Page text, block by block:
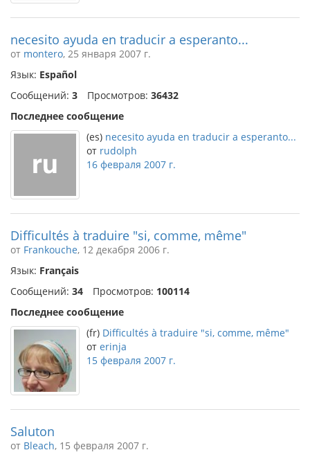
necesito ayuda en traducir a esperanto...
от montero, 25 января 2007 г.
Язык: Español
Сообщений: 3 Просмотров: 36432
Последнее сообщение
(es) necesito ayuda en traducir a esperanto...
от rudolph
16 февраля 2007 г.
Difficultés à traduire "si, comme, même"
от Frankouche, 12 декабря 2006 г.
Язык: Français
Сообщений: 34 Просмотров: 100114
Последнее сообщение
(fr) Difficultés à traduire "si, comme, même"
от erinja
15 февраля 2007 г.
Saluton
от Bleach, 15 февраля 2007 г.